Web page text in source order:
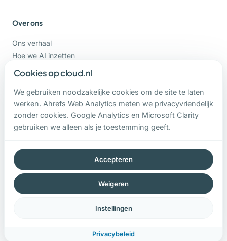
Over ons
Ons verhaal
Hoe we AI inzetten
Vacatures
Contact
0800-CLOUDNL
Hoge Ham 93 b
5104 JC Dongen
© 2026 Cloud.nl
Cookies op cloud.nl
We gebruiken noodzakelijke cookies om de site te laten
werken. Ahrefs Web Analytics meten we privacyvriendelijk
zonder cookies. Google Analytics en Microsoft Clarity
gebruiken we alleen als je toestemming geeft.
Accepteren
Weigeren
Instellingen
Privacybeleid